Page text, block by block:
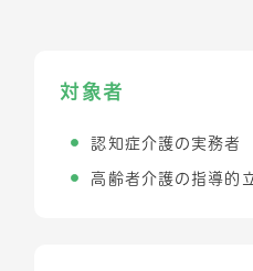
対象者
認知症介護の実務者
高齢者介護の指導的